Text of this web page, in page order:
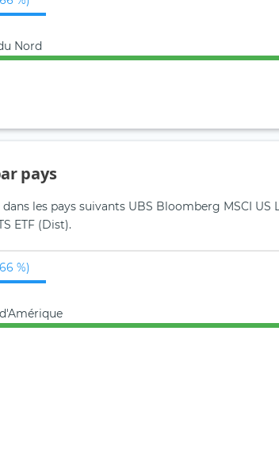
Nord
pays
les pays suivants UBS Bloomberg MSCI US
ETF (Dist).
%)